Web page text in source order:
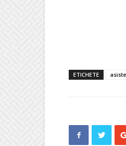
ETICHETE